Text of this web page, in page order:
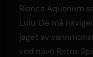
Bianca Aquarium
Lulu. De må
jaget av
ved navn Retro.